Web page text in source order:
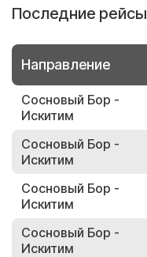
Последние рейсы
Направление
Сосновый Бор -
Искитим
Сосновый Бор -
Искитим
Сосновый Бор -
Искитим
Сосновый Бор -
Искитим